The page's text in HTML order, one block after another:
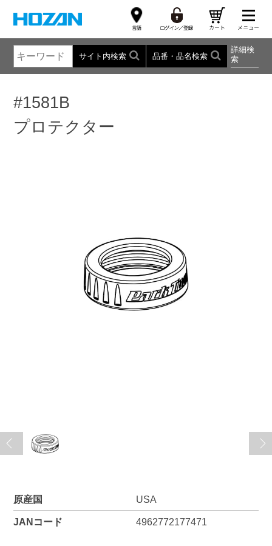
サイト内検索 品番・品名検索
詳細検
索
#1581B
プロテクター
原産国 USA
JANコード 4962772177471